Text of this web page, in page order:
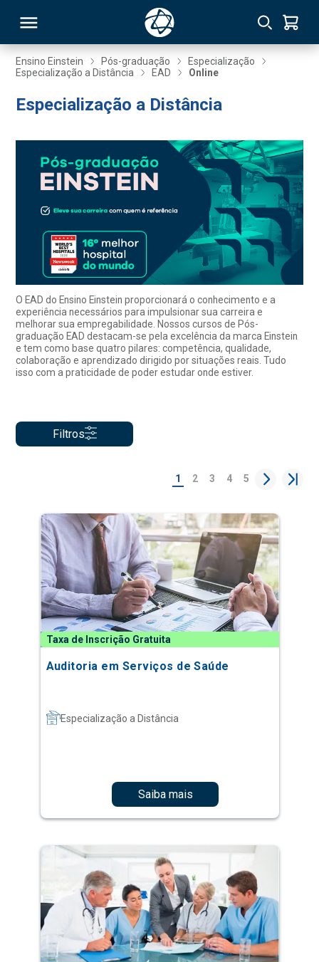
Ensino Einstein Pós-graduação
Especialização
Especialização a Distância
EAD Online
Especialização a Distância
O EAD do Ensino Einstein proporcionará o conhecimento e a
experiência necessários para impulsionar sua carreira e
melhorar sua empregabilidade. Nossos cursos de Pós-
graduação EAD destacam-se pela excelência da marca Einstein
e tem como base quatro pilares: competência, qualidade,
colaboração e aprendizado dirigido por situações reais. Tudo
isso com a praticidade de poder estudar onde estiver.
Filtros
1 2 3 4 5
Taxa de Inscrição Gratuita
Auditoria em Serviços de Saúde
Especialização a Distância
Saiba mais